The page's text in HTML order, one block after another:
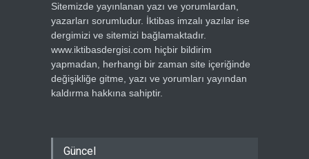
Sitemizde yayınlanan yazı ve yorumlardan,
yazarları sorumludur. İktibas imzalı yazılar ise
dergimizi ve sitemizi bağlamaktadır.
www.iktibasdergisi.com hiçbir bildirim
yapmadan, herhangi bir zaman site içeriğinde
değişikliğe gitme, yazı ve yorumları yayından
kaldırma hakkına sahiptir.
Güncel